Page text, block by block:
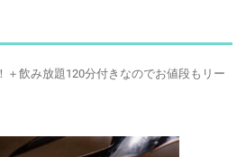
＋飲み放題120分付きなのでお値段もリー